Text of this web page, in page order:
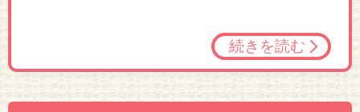
続きを読む